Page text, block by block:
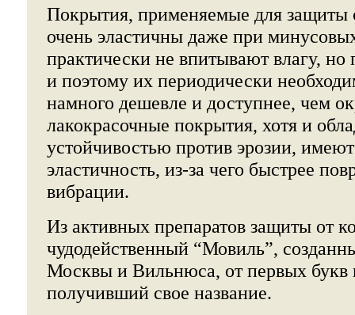
Покрытия, применяемые для защиты
очень эластичны даже при
практически не впитывают влагу,
и поэтому их периодически
намного дешевле и доступнее, чем
лакокрасочные покрытия, хотя и
устойчивостью против эрозии,
эластичность, из-за чего быстрее
вибрации.
Из активных препаратов защиты от
чудодейственный “Мовиль”,
Москвы и Вильнюса, от первых букв
получивший свое название.